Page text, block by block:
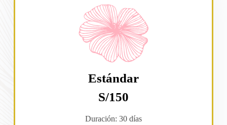
Estándar
S/150
Duración: 30 días